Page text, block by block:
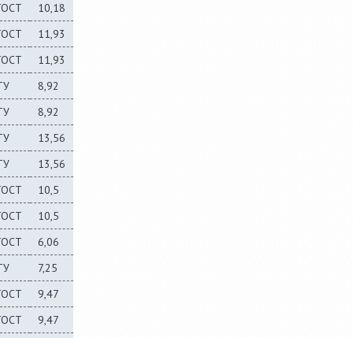
10,18
11,93
11,93
8,92
8,92
13,56
13,56
10,5
10,5
6,06
7,25
9,47
9,47